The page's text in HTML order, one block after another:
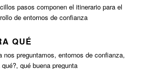
pasos componen el itinerario para el
de entornos de confianza
QUÉ
nos preguntamos, entornos de confianza,
qué?, qué buena pregunta